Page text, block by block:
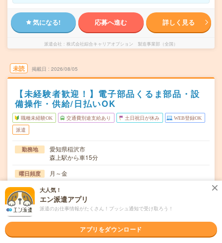
気になる! 応募へ進む 詳しく見る
派遣会社 株式会社綜合キャリアオプション 製造事業部（全国）
未読 掲載日 2026/08/05
【未経験者歓迎！】電子部品くるま部品・設
備操作・供給/日払いOK
職種未経験OK 交通費別途支給あり 土日祝日が休み WEB登録OK
派遣
勤務地
愛知県稲沢市
森上駅から車15分
曜日頻度 月～金
時間 16:00～00:30
期間 長期でお仕事できる方、大歓迎！
時給 時給1300～1625円
交通費
大人気！
エン派遣アプリ
派遣のお仕事情報がたくさん！プッシュ通知で受け取ろう！
アプリをダウンロード